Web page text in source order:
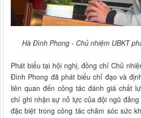
Hà Đình Phong - Chủ nhiệm UBKT
Phát biểu tại hội nghị, đồng chí Chủ
Đình Phong đã phát biểu chỉ đạo và
liên quan đến công tác đánh giá chất
chí ghi nhận sự nỗ lực của đội ngũ
đặc biệt trong công tác chăm sóc sức